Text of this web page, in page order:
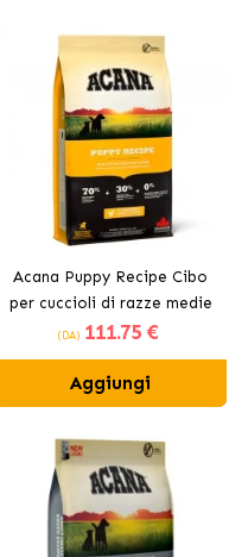
Acana Puppy Recipe Cibo
per cuccioli di razze medie
(DA) 111.75 €
Aggiungi